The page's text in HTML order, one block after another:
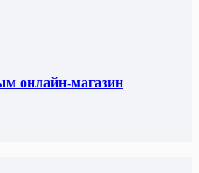
онлайн-магазин